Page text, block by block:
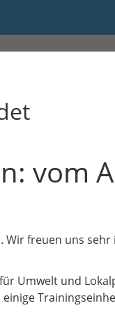
vom
Wir freuen uns
Umwelt und